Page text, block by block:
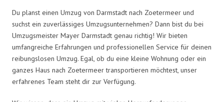
Du planst einen Umzug von Darmstadt nach Zoetermeer und
suchst ein zuverlässiges Umzugsunternehmen? Dann bist du bei
Umzugsmeister Mayer Darmstadt genau richtig! Wir bieten
umfangreiche Erfahrungen und professionellen Service für deinen
reibungslosen Umzug. Egal, ob du eine kleine Wohnung oder ein
ganzes Haus nach Zoetermeer transportieren möchtest, unser
erfahrenes Team steht dir zur Verfügung.